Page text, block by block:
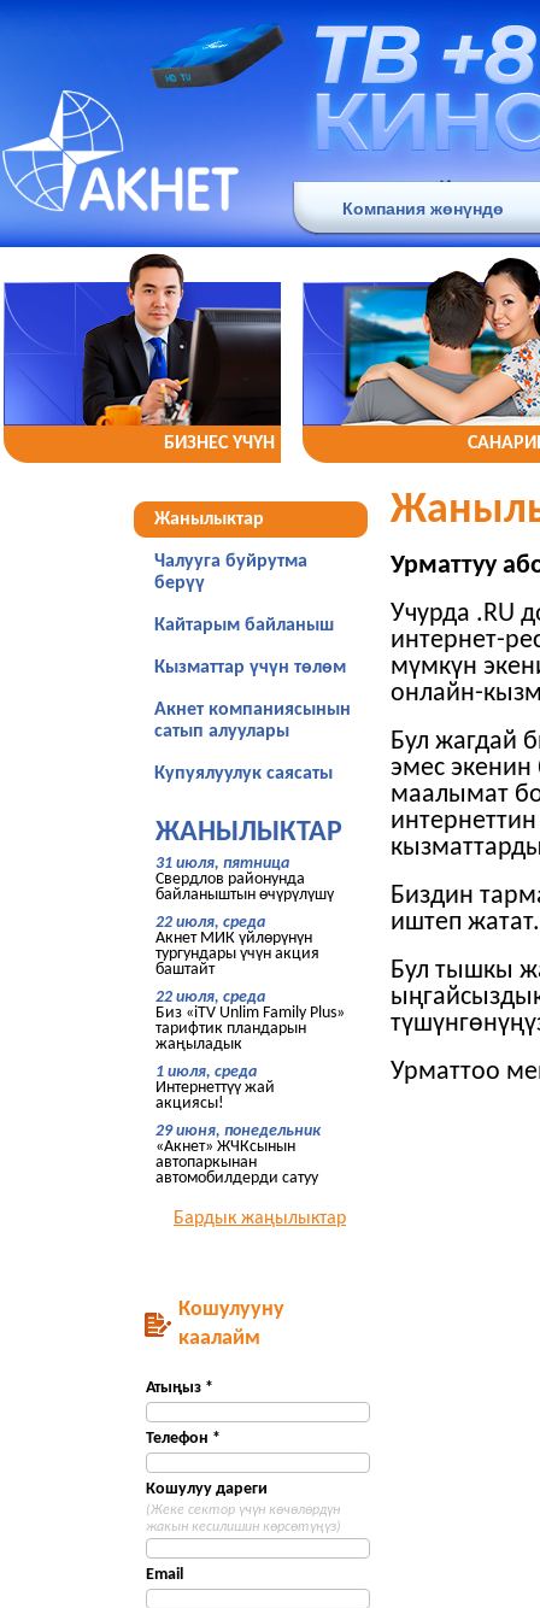
Компания жөнүндө
БИЗНЕС YЧYН
Жанылыктар
Чалууга буйрутма
берүү
Кайтарым байланыш
Кызматтар үчүн төлөм
Акнет компаниясынын
сатып алуулары
Купуялуулук саясаты
ЖАНЫЛЫКТАР
31 июля, пятница
Свердлов районунда
байланыштын өчүрүлүшү
22 июля, среда
Акнет МИК үйлөрүнүн
тургундары үчүн акция
баштайт
22 июля, среда
Биз «iTV Unlim Family Plus»
тарифтик пландарын
жаңыладык
1 июля, среда
Интернеттүү жай
акциясы!
29 июня, понедельник
«Акнет» ЖЧКсынын
автопаркынан
автомобилдерди сатуу
Бардык жаңылыктар
Кошулууну
каалайм
Атыңыз *
Телефон *
Кошулуу дареги
(Жеке сектор үчүн көчөлөрдүн
жакын кесилишин көрсөтүңүз)
Email
Урматтуу
Учурда .RU
интернет-
мүмкүн
онлайн-
Бул жагдай
эмес экенин
маалымат
Биздин
иштеп жатат.
Бул тышкы
Урматтоо